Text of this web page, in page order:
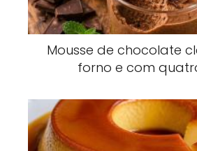
Mousse de chocolate
forno e com